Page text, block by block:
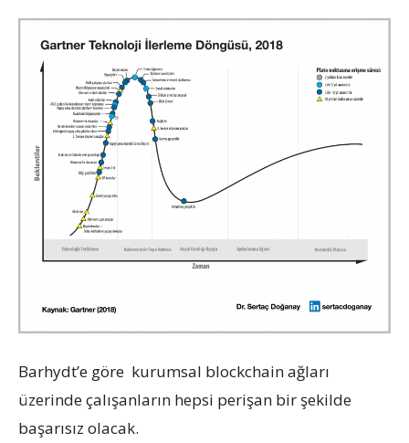
Barhydt’e göre kurumsal blockchain ağları
üzerinde çalışanların hepsi perişan bir şekilde
başarısız olacak.